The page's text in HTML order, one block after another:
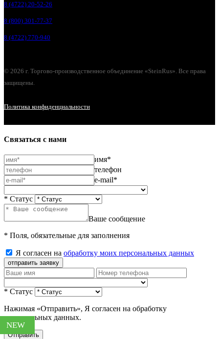
NEW
NEW
8 (4722) 20-52-26
8 (800) 301-77-37
8 (4722) 770-940
© 2026 г. Торгово-производственное объединение «SteinRus». Все права
защищены.
Политика конфиденциальности
Связаться с нами
имя*
телефон
e-mail*
* Статус
Ваше сообщение
* Поля, обязательные для заполнения
Я согласен на обработку моих персональных данных
отправить заявку
* Статус
Нажимая «Отправить», Я согласен на обработку
персональных данных.